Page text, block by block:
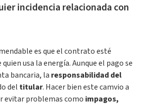
incidencia relacionada con
es que el contrato esté
usa la energía. Aunque el pago se
bancaria, la responsabilidad del
del titular. Hacer bien este camvio a
evitar problemas como impagos,